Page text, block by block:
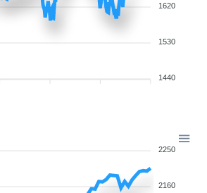
1620
1530
1440
2250
2160